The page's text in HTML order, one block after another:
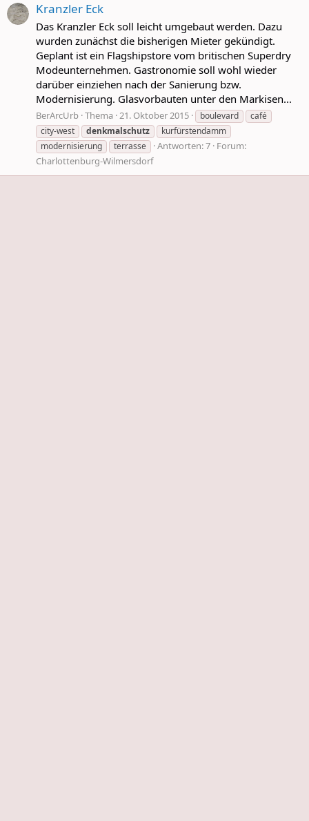
Kranzler Eck
Das Kranzler Eck soll leicht umgebaut werden. Dazu
wurden zunächst die bisherigen Mieter gekündigt.
Geplant ist ein Flagshipstore vom britischen Superdry
Modeunternehmen. Gastronomie soll wohl wieder
darüber einziehen nach der Sanierung bzw.
Modernisierung. Glasvorbauten unter den Markisen...
BerArcUrb Thema 21. Oktober 2015 boulevard
café
city-west
denkmalschutz
kurfürstendamm
modernisierung
terrasse Antworten: 7 Forum:
Charlottenburg-Wilmersdorf